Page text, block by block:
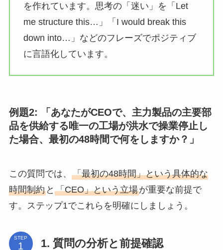
を作れています。思考の「迷い」を「Let
me structure this…」「I would break this
down into…」などのフレーズでポジティブ
に言語化しています。
例題2: 「あなたがCEOで、主力製品の主要部
品を供給する唯一の工場が洪水で操業停止し
た場合、最初の48時間で何をしますか？」
この質問では、 「最初の48時間」という具体的な
時間制約と 「CEO」という立場が重要な前提で
す。ステップ1でこれらを明確にしましょう。
STEP 1. 質問の分析と前提確認